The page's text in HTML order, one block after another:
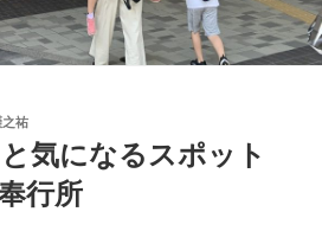
之祐
気になるスポット
行所